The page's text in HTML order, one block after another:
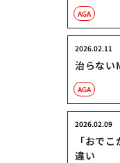
AGA
治らない
2026.02.11
AGA
「おで
違い
2026.02.09